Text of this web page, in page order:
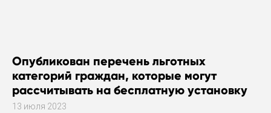
Опубликован перечень льготных
категорий граждан, которые могут
рассчитывать на бесплатную установку
газового оборудования
13 июля 2023